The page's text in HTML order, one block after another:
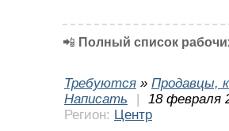
📲 Полный список
Требуются » Продавцы,
Написать
|
18 февраля
Регион: Центр